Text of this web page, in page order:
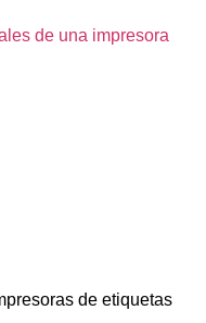
de etiquetas